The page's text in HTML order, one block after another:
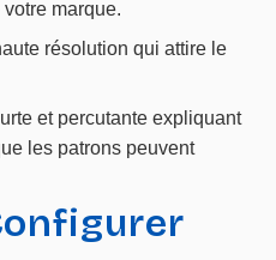
marque.
résolution qui attire le
et percutante expliquant
les patrons peuvent